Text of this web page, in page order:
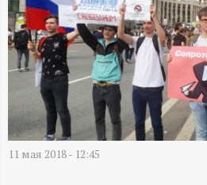
А
Й
Д
А
11 мая 2018 - 12:45